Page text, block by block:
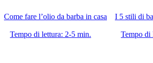
Come fare l’olio da barba in casa
Tempo di lettura: 2-5 min.
I 5 stili di
Tempo di